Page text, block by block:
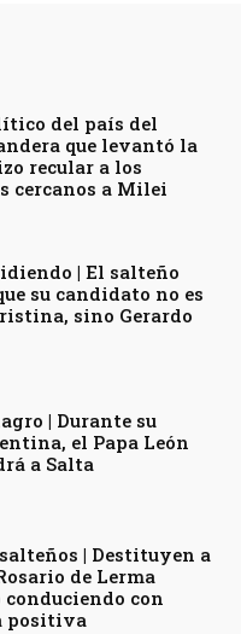
del país del
que levantó la
recular a los
cercanos a Milei
| El salteño
su candidato no es
sino Gerardo
| Durante su
el Papa León
a Salta
| Destituyen a
de Lerma
con
positiva